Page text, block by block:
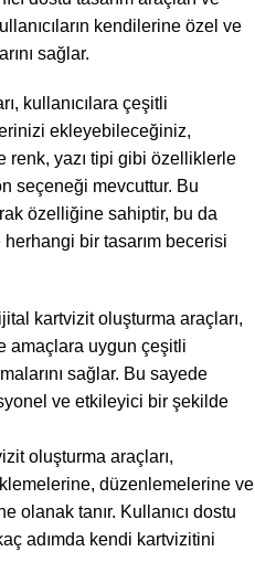
kendilerine özel ve
sağlar.
kullanıcılara çeşitli
ekleyebileceğiniz,
renk, yazı tipi gibi özelliklerle
seçeneği mevcuttur. Bu
özelliğine sahiptir, bu da
herhangi bir tasarım becerisi
kartvizit oluşturma araçları,
amaçlara uygun çeşitli
sağlar. Bu sayede
ve etkileyici bir şekilde
oluşturma araçları,
düzenlemelerine ve
olanak tanır. Kullanıcı dostu
adımda kendi kartvizitini